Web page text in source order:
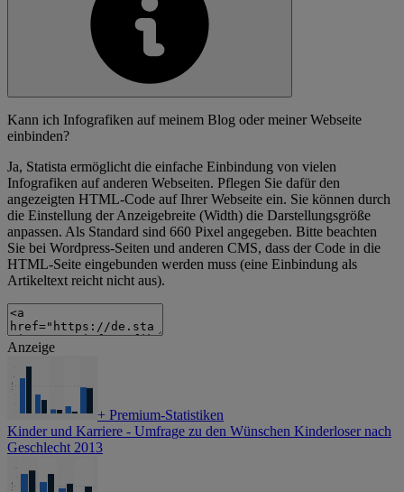
Kann ich Infografiken auf meinem Blog oder meiner Webseite
einbinden?
Ja, Statista ermöglicht die einfache Einbindung von vielen
Infografiken auf anderen Webseiten. Pflegen Sie dafür den
angezeigten HTML-Code auf Ihrer Webseite ein. Sie können durch
die Einstellung der Anzeigebreite (Width) die Darstellungsgröße
anpassen. Als Standard sind 660 Pixel angegeben. Bitte beachten
Sie bei Wordpress-Seiten und anderen CMS, dass der Code in die
HTML-Seite eingebunden werden muss (eine Einbindung als
Artikeltext reicht nicht aus).
Anzeige
+ Premium-Statistiken
Kinder und Karriere - Umfrage zu den Wünschen Kinderloser nach
Geschlecht 2013